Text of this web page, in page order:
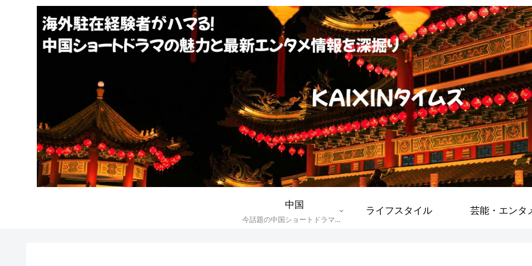
中国
今話題の中国ショートドラマを中心に、出演俳優・女優のプロフィールや作品の見どころを紹介。
ライフスタイル 芸能・エンタ